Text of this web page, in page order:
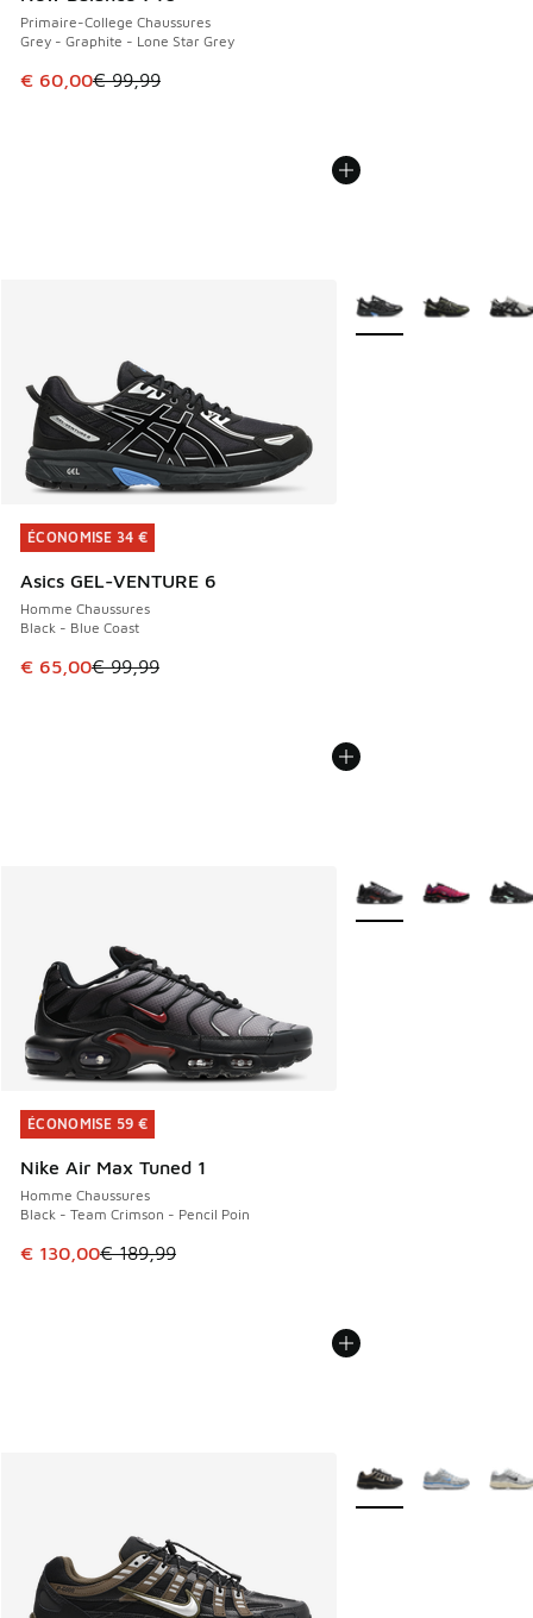
Primaire-College Chaussures
Grey - Graphite - Lone Star Grey
Cet article est en promotion. Prix en baisse de € 99,99 à
€ 60,00€ 99,99
ÉCONOMISE 34 €
Asics GEL-VENTURE 6
Homme Chaussures
Black - Blue Coast
Cet article est en promotion. Prix en baisse de € 99,99 à
€ 65,00€ 99,99
ÉCONOMISE 34 €
Plus de couleurs
ÉCONOMISE 59 €
Nike Air Max Tuned 1
Homme Chaussures
Black - Team Crimson - Pencil Poin
Cet article est en promotion. Prix en baisse de € 189,99 à
€ 130,00€ 189,99
ÉCONOMISE 59 €
Plus de couleurs
Plus de couleurs